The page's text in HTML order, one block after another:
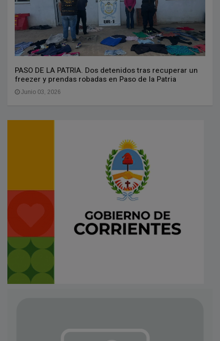
PASO DE LA PATRIA. Dos detenidos tras recuperar un
freezer y prendas robadas en Paso de la Patria
Junio 03, 2026